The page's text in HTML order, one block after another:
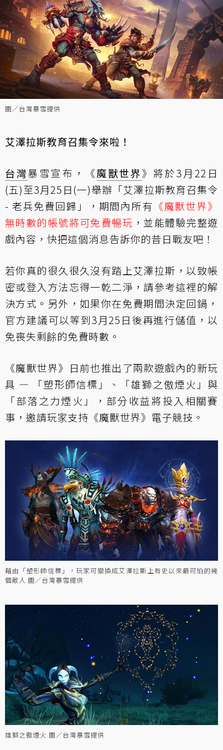
圖／台灣暴雪提供
艾澤拉斯教育召集令來啦！
台灣暴雪宣布，《魔獸世界》將於3月22日
(五)至3月25日(一)舉辦「艾澤拉斯教育召集令
- 老兵免費回歸」，期間內所有 《魔獸世界》
無時數的帳號將可免費暢玩 ，並能體驗完整遊
戲內容，快把這個消息告訴你的昔日戰友吧！
若你真的很久很久沒有踏上艾澤拉斯，以致帳
密或登入方法忘得一乾二淨，請參考這裡的解
決方式。另外，如果你在免費期間決定回鍋，
官方建議可以等到3月25日後再進行儲值，以
免喪失剩餘的免費時數。
《魔獸世界》日前也推出了兩款遊戲內的新玩
具 — 「塑形師信標」、「雄獅之傲煙火」與
「部落之力煙火」，部分收益將投入相關賽
事，邀請玩家支持《魔獸世界》電子競技。
藉由「塑形師信標」，玩家可變換成艾澤拉斯上有史以來最可怕的幾
個敵人 圖／台灣暴雪提供
雄獅之傲煙火 圖／台灣暴雪提供